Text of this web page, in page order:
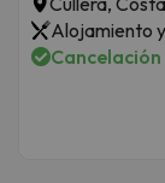
Alojamiento